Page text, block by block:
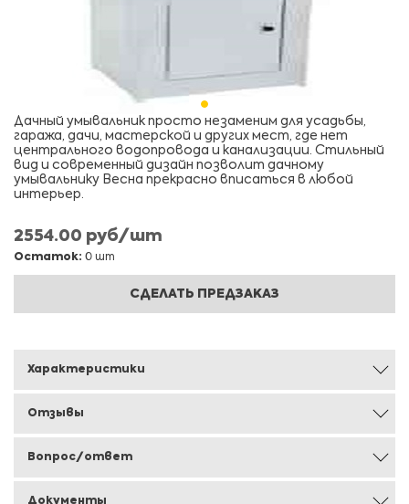
Дачный умывальник просто незаменим для усадьбы,
гаража, дачи, мастерской и других мест, где нет
центрального водопровода и канализации. Стильный
вид и современный дизайн позволит дачному
умывальнику Весна прекрасно вписаться в любой
интерьер.
2554.00 руб/шт
Остаток: 0 шт
СДЕЛАТЬ ПРЕДЗАКАЗ
Характеристики
Отзывы
Вопрос/ответ
Документы